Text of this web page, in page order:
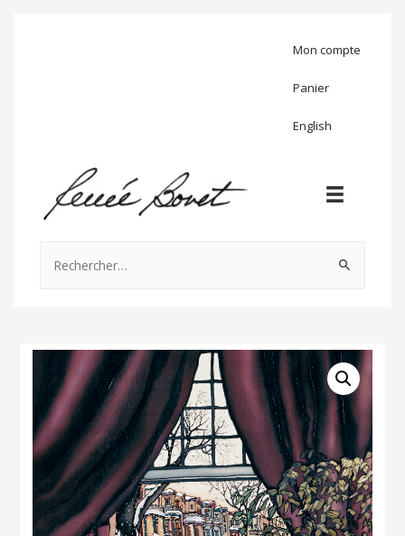
Mon compte
Panier
English